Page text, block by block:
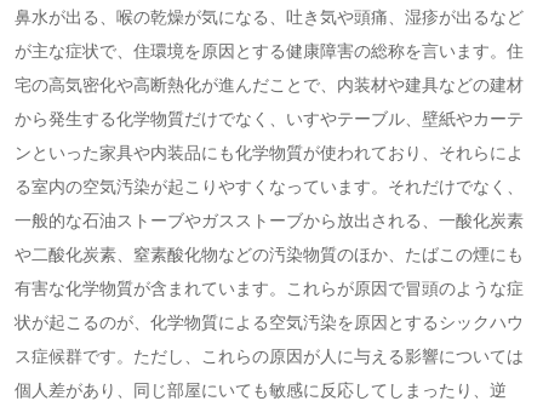
鼻水が出る、喉の乾燥が気になる、吐き気や頭痛、湿疹が出るなど
が主な症状で、住環境を原因とする健康障害の総称を言います。住
宅の高気密化や高断熱化が進んだことで、内装材や建具などの建材
から発生する化学物質だけでなく、いすやテーブル、壁紙やカーテ
ンといった家具や内装品にも化学物質が使われており、それらによ
る室内の空気汚染が起こりやすくなっています。それだけでなく、
一般的な石油ストーブやガスストーブから放出される、一酸化炭素
や二酸化炭素、窒素酸化物などの汚染物質のほか、たばこの煙にも
有害な化学物質が含まれています。これらが原因で冒頭のような症
状が起こるのが、化学物質による空気汚染を原因とするシックハウ
ス症候群です。ただし、これらの原因が人に与える影響については
個人差があり、同じ部屋にいても敏感に反応してしまったり、逆